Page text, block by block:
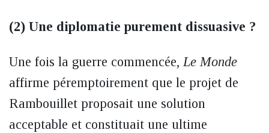
(2) Une diplomatie purement dissuasive ?
Une fois la guerre commencée,Le Monde
affirme péremptoirement que le projet de
Rambouillet proposait une solution
acceptable et constituait une ultime